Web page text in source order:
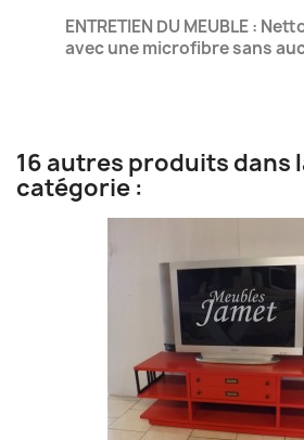
ENTRETIEN DU MEUBLE :
avec une microfibre sans
16 autres produits dans
catégorie :